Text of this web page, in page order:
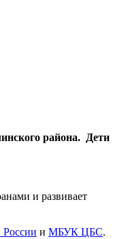
района. Дети
и развивает
России и МБУК ЦБС.